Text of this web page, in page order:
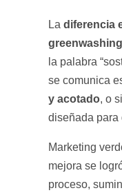
La diferencia
greenwashing
la palabra
se comunica
y acotado, o
diseñada para
Marketing
mejora se
proceso,